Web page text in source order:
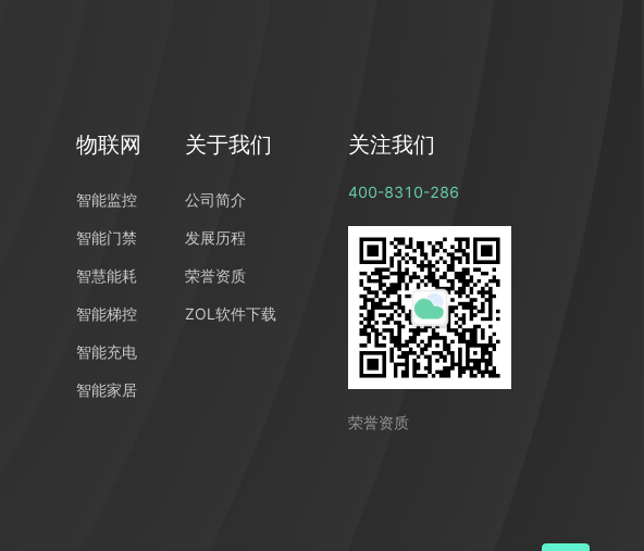
物联网
智能监控
智能门禁
智慧能耗
智能梯控
智能充电
智能家居
关于我们
公司简介
发展历程
荣誉资质
ZOL软件下载
关注我们
400-8310-286
荣誉资质